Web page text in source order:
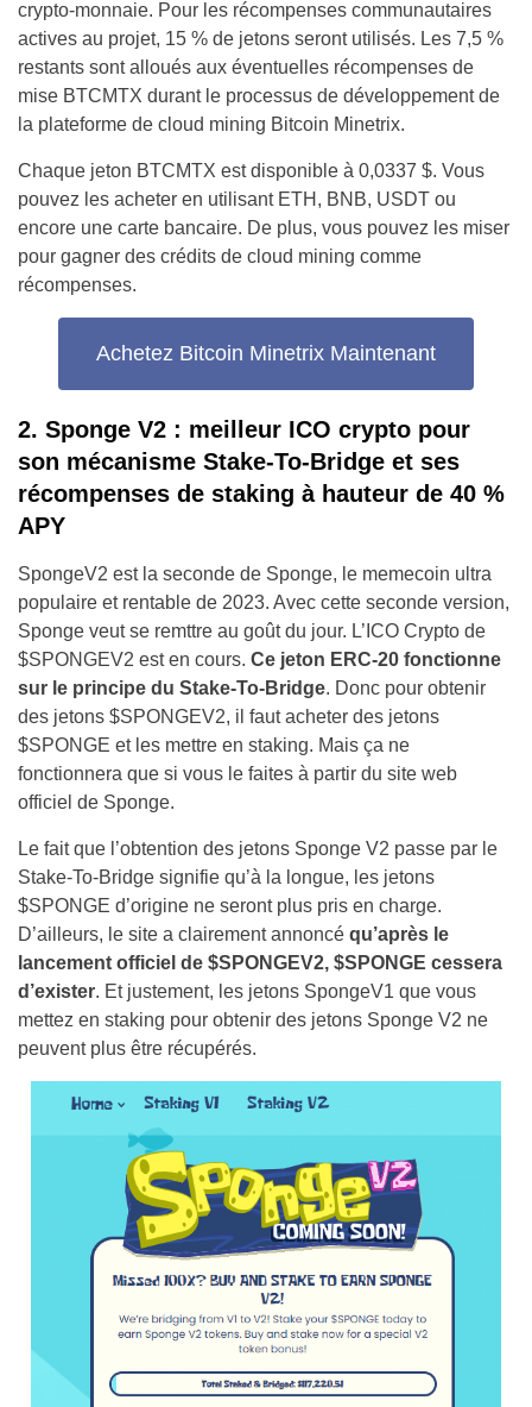
crypto-monnaie. Pour les récompenses communautaires
actives au projet, 15 % de jetons seront utilisés. Les 7,5 %
restants sont alloués aux éventuelles récompenses de
mise BTCMTX durant le processus de développement de
la plateforme de cloud mining Bitcoin Minetrix.
Chaque jeton BTCMTX est disponible à 0,0337 $. Vous
pouvez les acheter en utilisant ETH, BNB, USDT ou
encore une carte bancaire. De plus, vous pouvez les miser
pour gagner des crédits de cloud mining comme
récompenses.
Achetez Bitcoin Minetrix Maintenant
2. Sponge V2 : meilleur ICO crypto pour
son mécanisme Stake-To-Bridge et ses
récompenses de staking à hauteur de 40 %
APY
SpongeV2 est la seconde de Sponge, le memecoin ultra
populaire et rentable de 2023. Avec cette seconde version,
Sponge veut se remttre au goût du jour. L’ICO Crypto de
$SPONGEV2 est en cours. Ce jeton ERC-20 fonctionne
sur le principe du Stake-To-Bridge. Donc pour obtenir
des jetons $SPONGEV2, il faut acheter des jetons
$SPONGE et les mettre en staking. Mais ça ne
fonctionnera que si vous le faites à partir du site web
officiel de Sponge.
Le fait que l’obtention des jetons Sponge V2 passe par le
Stake-To-Bridge signifie qu’à la longue, les jetons
$SPONGE d’origine ne seront plus pris en charge.
D’ailleurs, le site a clairement annoncé qu’après le
lancement officiel de $SPONGEV2, $SPONGE cessera
d’exister. Et justement, les jetons SpongeV1 que vous
mettez en staking pour obtenir des jetons Sponge V2 ne
peuvent plus être récupérés.